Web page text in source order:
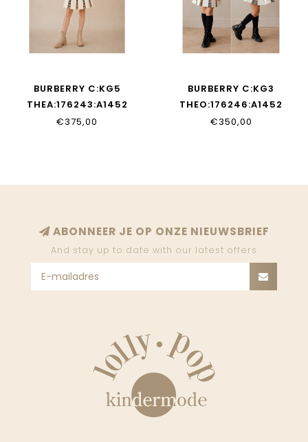
BURBERRY C:KG5
THEA:176243:A1452
€375,00
BURBERRY C:KG3
THEO:176246:A1452
€350,00
ABONNEER JE OP ONZE NIEUWSBRIEF
And stay up to date with our latest offers